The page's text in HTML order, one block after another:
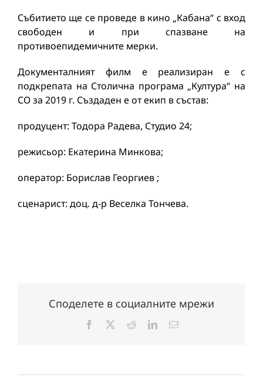
Събитието ще се проведе в кино „Кабана“ с вход
свободен и при спазване на
противоепидемичните мерки.
Документалният филм е реализиран е с
подкрепата на Столична програма „Култура“ на
СО за 2019 г. Създаден е от екип в състав:
продуцент: Тодора Радева, Студио 24;
режисьор: Екатерина Минкова;
оператор: Борислав Георгиев ;
сценарист: доц. д-р Веселка Тончева.
Споделете в социалните мрежи
Facebook RedditLinkedInЕлектронна